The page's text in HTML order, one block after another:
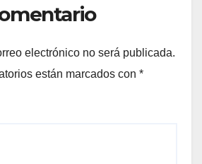
electrónico no será publicada.
están marcados con *